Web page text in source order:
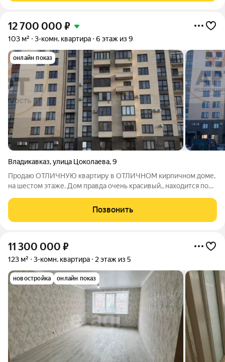
12 700 000 ₽
103 м² 3-комн. квартира 6 этаж из 9
онлайн показ
Владикавказ,улица Цоколаева,9
Продаю ОТЛИЧНУЮ квартиру в ОТЛИЧНОМ кирпичном доме,
на шестом этаже. Дом правда очень красивый., находится по
прихожая, удобная гардеробная для всей семьи, две спальни и
огромный зал с
Позвонить
11 300 000 ₽
123 м² 3-комн. квартира 2 этаж из 5
новостройка онлайн показ